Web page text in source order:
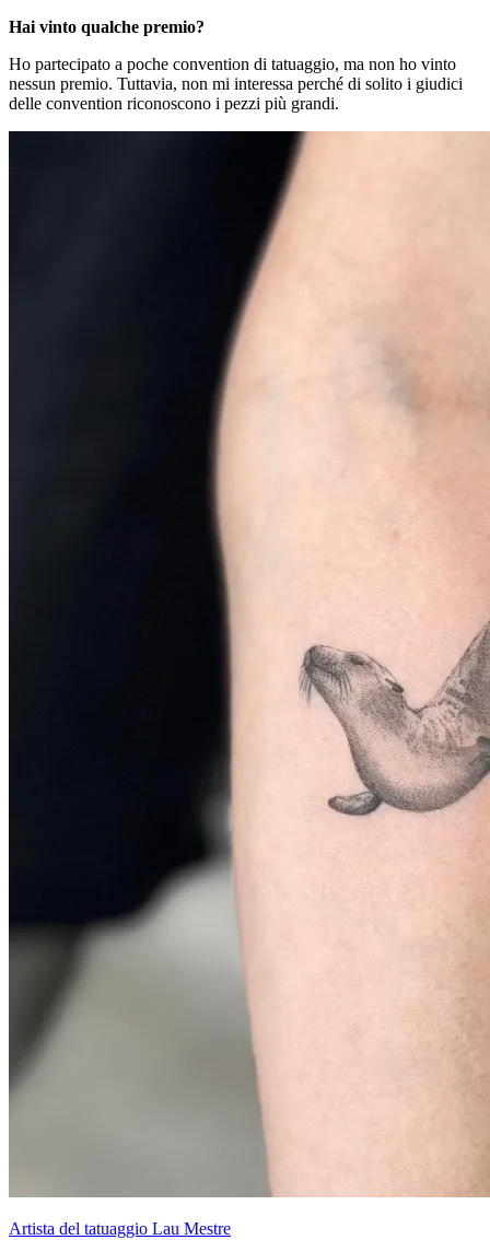
Hai vinto qualche premio?
Ho partecipato a poche convention di tatuaggio, ma non ho vinto
nessun premio. Tuttavia, non mi interessa perché di solito i giudici
delle convention riconoscono i pezzi più grandi.
Artista del tatuaggio Lau Mestre